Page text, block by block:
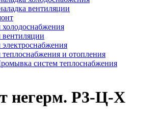
вентиляции
и отопления
систем теплоснабжения
негерм. Р3-Ц-Х